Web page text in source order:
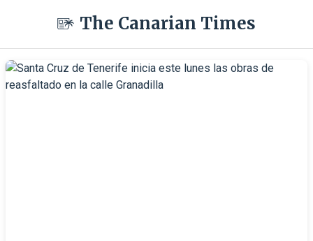
The Canarian Times